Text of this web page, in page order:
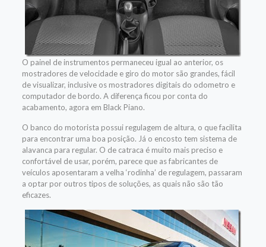
O painel de instrumentos permaneceu igual ao anterior, os
mostradores de velocidade e giro do motor são grandes, fácil
de visualizar, inclusive os mostradores digitais do odometro e
computador de bordo. A diferença ficou por conta do
acabamento, agora em Black Piano.
O banco do motorista possui regulagem de altura, o que facilita
para encontrar uma boa posição. Já o encosto tem sistema de
alavanca para regular. O de catraca é muito mais preciso e
confortável de usar, porém, parece que as fabricantes de
veículos aposentaram a velha ‘rodinha’ de regulagem, passaram
a optar por outros tipos de soluções, as quais não são tão
eficazes.